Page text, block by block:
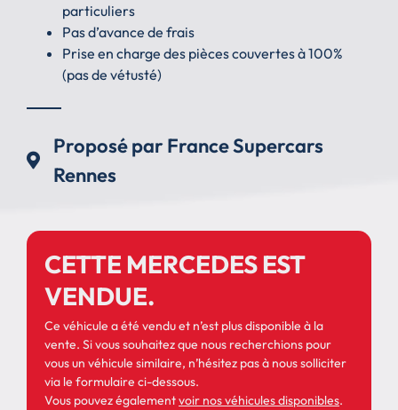
particuliers
Pas d’avance de frais
Prise en charge des pièces couvertes à 100%
(pas de vétusté)
Proposé par France Supercars
Rennes
CETTE MERCEDES EST
VENDUE.
Ce véhicule a été vendu et n’est plus disponible à la
vente. Si vous souhaitez que nous recherchions pour
vous un véhicule similaire, n’hésitez pas à nous solliciter
via le formulaire ci-dessous.
Vous pouvez égalementvoir nos véhicules disponibles.